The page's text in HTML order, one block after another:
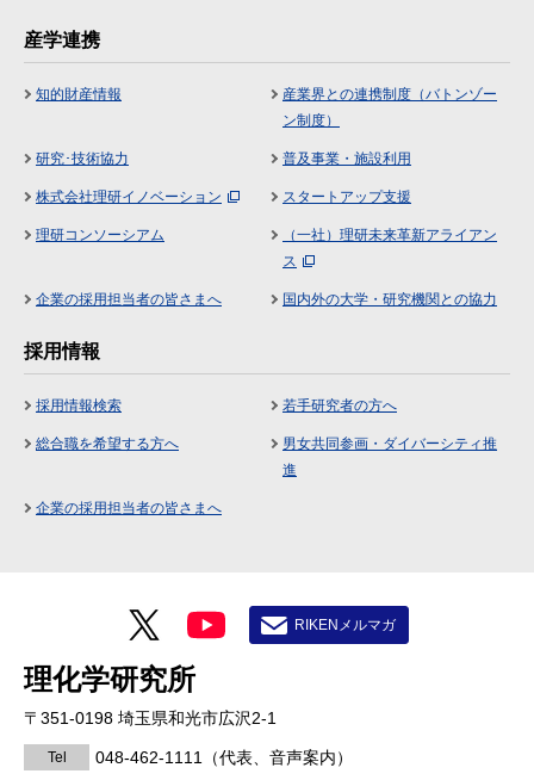
産学連携
知的財産情報
産業界との連携制度（バトンゾー
ン制度）
研究･技術協力 普及事業・施設利用
株式会社理研イノベーション スタートアップ支援
理研コンソーシアム
（一社）理研未来革新アライアン
ス
企業の採用担当者の皆さまへ 国内外の大学・研究機関との協力
採用情報
採用情報検索 若手研究者の方へ
総合職を希望する方へ
男女共同参画・ダイバーシティ推
進
企業の採用担当者の皆さまへ
理化学研究所
〒351-0198 埼玉県和光市広沢2-1
Tel 048-462-1111 （代表、音声案内）
RIKENメルマガ